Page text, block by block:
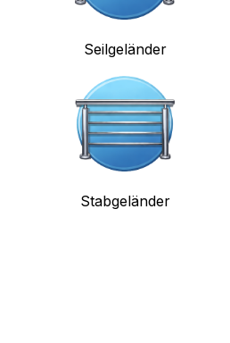
Seilgeländer
Stabgeländer